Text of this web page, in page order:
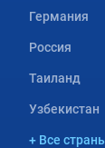
Германия
Россия
Таиланд
Узбекистан
+ Все